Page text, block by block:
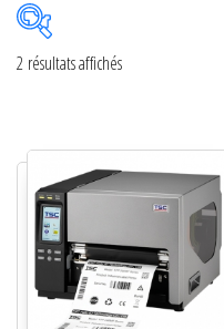
Etiquettes
Lecteurs
Lecteurs code-
2 résultats affichés